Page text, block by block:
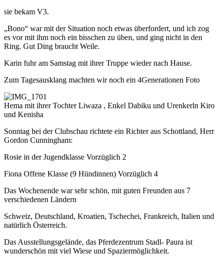
sie bekam V3.
„Bono“ war mit der Situation noch etwas überfordert, und ich zog
es vor mit ihm noch ein bisschen zu üben, und ging nicht in den
Ring. Gut Ding braucht Weile.
Karin fuhr am Samstag mit ihrer Truppe wieder nach Hause.
Zum Tagesausklang machten wir noch ein 4Generationen Foto
Hema mit ihrer Tochter Liwaza , Enkel Dabiku und Urenkerln Kiro
und Kenisha
Sonntag bei der Clubschau richtete ein Richter aus Schottland, Herr
Gordon Cunningham:
Rosie in der Jugendklasse Vorzüglich 2
Fiona Offene Klasse (9 Hündinnen) Vorzüglich 4
Das Wochenende war sehr schön, mit guten Freunden aus 7
verschiedenen Ländern
Schweiz, Deutschland, Kroatien, Tschechei, Frankreich, Italien und
natürlich Österreich.
Das Ausstellungsgelände, das Pferdezentrum Stadl- Paura ist
wunderschön mit viel Wiese und Spaziermöglichkeit.